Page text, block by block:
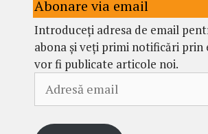
Abonare via email
Introduceți adresa de email
abona și veți primi notificări prin
vor fi publicate articole noi.
email